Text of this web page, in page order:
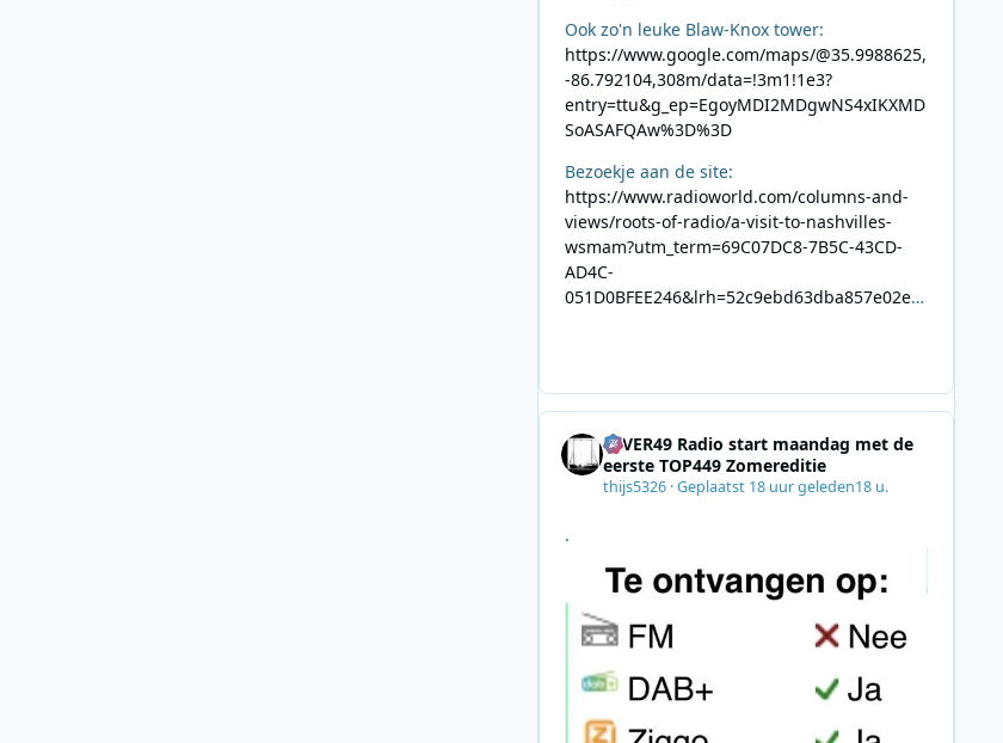
Ook zo'n leuke Blaw-Knox tower:
https://www.google.com/maps/@35.9988625,
-86.792104,308m/data=!3m1!1e3?
entry=ttu&g_ep=EgoyMDI2MDgwNS4xIKXMD
SoASAFQAw%3D%3D
Bezoekje aan de site:
https://www.radioworld.com/columns-and-
views/roots-of-radio/a-visit-to-nashvilles-
wsmam?utm_term=69C07DC8-7B5C-43CD-
AD4C-
051D0BFEE246&lrh=52c9ebd63dba857e02ec
AB2831C8A639&utm_medium=email&utm_co
8F09201A140D&utm_source=SmartBrief
4EVER49 Radio start maandag met de
eerste TOP449 Zomereditie
thijs5326·Geplaatst 18 uur geleden18 u.
.